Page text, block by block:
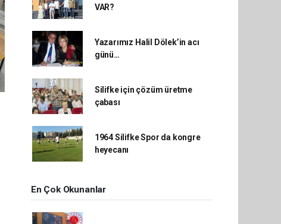
VAR?
Yazarımız Halil Dölek’in acı
günü…
Silifke için çözüm üretme
çabası
1964 Silifke Spor da kongre
heyecanı
En Çok Okunanlar